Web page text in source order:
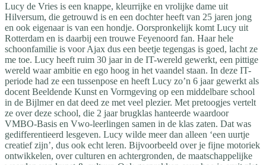
Lucy de Vries is een knappe, kleurrijke en vrolijke dame uit
Hilversum, die getrouwd is en een dochter heeft van 25 jaren jong
en ook eigenaar is van een hondje. Oorspronkelijk komt Lucy uit
Rotterdam en is daarbij een trouwe Feyenoord fan. Haar hele
schoonfamilie is voor Ajax dus een beetje tegengas is goed, lacht ze
me toe. Lucy heeft ruim 30 jaar in de IT-wereld gewerkt, een pittige
wereld waar ambitie en ego hoog in het vaandel staan. In deze IT-
periode had ze een tussenpose en heeft Lucy zo’n 6 jaar gewerkt als
docent Beeldende Kunst en Vormgeving op een middelbare school
in de Bijlmer en dat deed ze met veel plezier. Met pretoogjes vertelt
ze over deze school, die 2 jaar brugklas hanteerde waardoor
VMBO-Basis en Vwo-leerlingen samen in de klas zaten. Dat was
gedifferentieerd lesgeven. Lucy wilde meer dan alleen ‘een uurtje
creatief zijn’, dus ook echt leren. Bijvoorbeeld over je fijne motoriek
ontwikkelen, over culturen en achtergronden, de maatschappelijke